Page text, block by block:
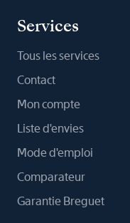
Services
Tous les services
Contact
Mon compte
Liste d'envies
Mode d'emploi
Comparateur
Garantie Breguet